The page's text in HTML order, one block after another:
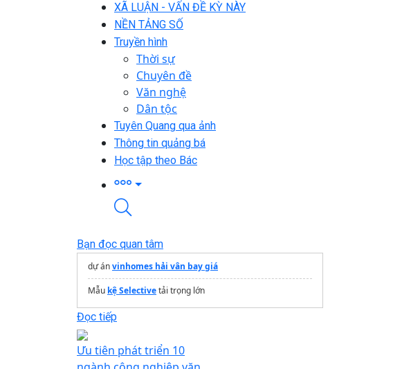
XÃ LUẬN - VẤN ĐỀ KỲ NÀY
NỀN TẢNG SỐ
Truyền hình
Thời sự
Chuyên đề
Văn nghệ
Dân tộc
Tuyên Quang qua ảnh
Thông tin quảng bá
Học tập theo Bác
Bạn đọc quan tâm
dự ánvinhomes hải vân bay giá
Mẫu kệ Selectivetải trọng lớn
Đọc tiếp
Ưu tiên phát triển 10